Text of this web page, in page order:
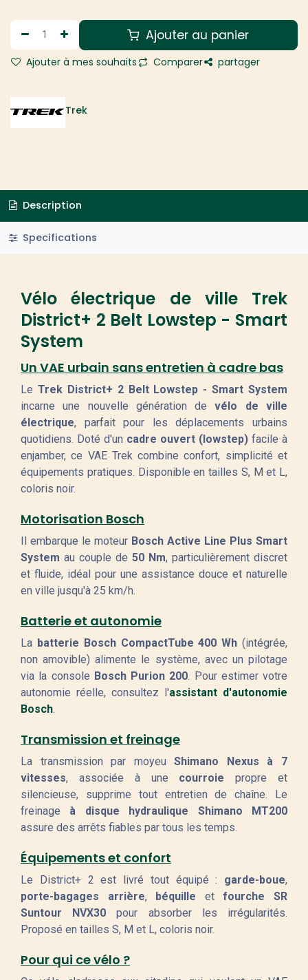
Ajouter au panier
Ajouter à mes souhaits Comparer partager
Trek
Description
Specifications
Vélo électrique de ville Trek
District+ 2 Belt Lowstep - Smart
System
Un VAE urbain sans entretien à cadre bas
Le Trek District+ 2 Belt Lowstep - Smart System
incarne une nouvelle génération devélo de ville
électrique, parfait pour les déplacements urbains
quotidiens. Doté d'un cadre ouvert (lowstep) facile à
enjamber, ce VAE Trek combine confort, simplicité et
équipements pratiques. Disponible en tailles S, M et L,
coloris noir.
Motorisation Bosch
Il embarque le moteur Bosch Active Line Plus Smart
System au couple de 50 Nm, particulièrement discret
et fluide, idéal pour une assistance douce et naturelle
en ville jusqu'à 25 km/h.
Batterie et autonomie
La batterie Bosch CompactTube 400 Wh (intégrée,
non amovible) alimente le système, avec un pilotage
via la console Bosch Purion 200. Pour estimer votre
autonomie réelle, consultez l'assistant d'autonomie
Bosch.
Transmission et freinage
La transmission par moyeuShimano Nexus à 7
vitesses, associée à une courroie propre et
silencieuse, supprime tout entretien de chaîne. Le
freinage à disque hydraulique Shimano MT200
assure des arrêts fiables par tous les temps.
Équipements et confort
Le District+ 2 est livré tout équipé : garde-boue,
porte-bagages arrière, béquille etfourche SR
Suntour NVX30 pour absorber les irrégularités.
Proposé en tailles S, M et L, coloris noir.
Pour qui ce vélo ?